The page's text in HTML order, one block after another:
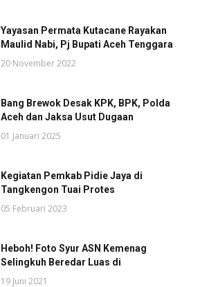
Yayasan Permata Kutacane Rayakan
Maulid Nabi, Pj Bupati Aceh Tenggara
20 November 2022
Bang Brewok Desak KPK, BPK, Polda
Aceh dan Jaksa Usut Dugaan
01 Januari 2025
Kegiatan Pemkab Pidie Jaya di
Tangkengon Tuai Protes
05 Februari 2023
Heboh! Foto Syur ASN Kemenag
Selingkuh Beredar Luas di
19 Juni 2021